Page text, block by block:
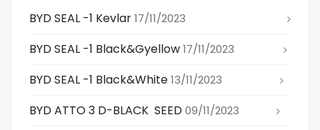
BYD SEAL -1 Kevlar17/11/2023
BYD SEAL -1 Black&gyellow17/11/2023
BYD SEAL -1 Black&white13/11/2023
BYD ATTO 3 D-BLACK SEED09/11/2023